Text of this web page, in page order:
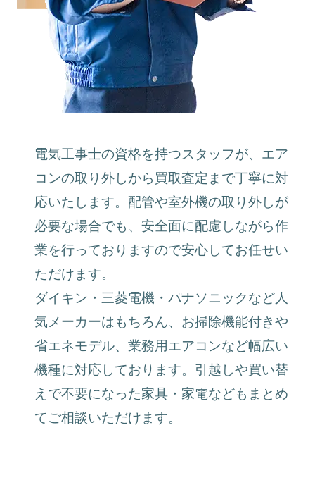
電気工事士の資格を持つスタッフが、エア
コンの取り外しから買取査定まで丁寧に対
応いたします。配管や室外機の取り外しが
必要な場合でも、安全面に配慮しながら作
業を行っておりますので安心してお任せい
ただけます。
ダイキン・三菱電機・パナソニックなど人
気メーカーはもちろん、お掃除機能付きや
省エネモデル、業務用エアコンなど幅広い
機種に対応しております。引越しや買い替
えで不要になった家具・家電などもまとめ
てご相談いただけます。